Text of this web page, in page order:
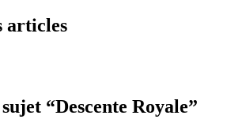
articles
“Descente Royale”